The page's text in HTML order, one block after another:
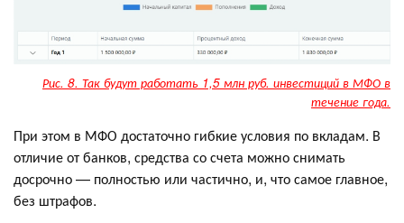
Рис. 8. Так будут работать 1,5 млн руб. инвестиций в МФО в
течение года.
При этом в МФО достаточно гибкие условия по вкладам. В
отличие от банков, средства со счета можно снимать
досрочно — полностью или частично, и, что самое главное,
без штрафов.